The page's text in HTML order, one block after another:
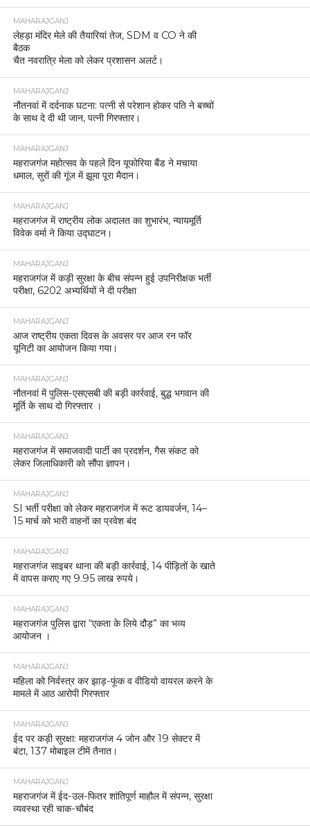
MAHARAJGANJ
लेहड़ा मंदिर मेले की तैयारियां तेज, SDM व CO ने की
बैठक
चैत नवरात्रि मेला को लेकर प्रशासन अलर्ट।
MAHARAJGANJ
नौतनवां में दर्दनाक घटना: पत्नी से परेशान होकर पति ने बच्चों
के साथ दे दी थी जान, पत्नी गिरफ्तार।
MAHARAJGANJ
महराजगंज महोत्सव के पहले दिन यूफोरिया बैंड ने मचाया
धमाल, सुरों की गूंज में झूमा पूरा मैदान।
MAHARAJGANJ
महराजगंज में राष्ट्रीय लोक अदालत का शुभारंभ, न्यायमूर्ति
विवेक वर्मा ने किया उद्घाटन।
MAHARAJGANJ
महराजगंज में कड़ी सुरक्षा के बीच संपन्न हुई उपनिरीक्षक भर्ती
परीक्षा, 6202 अभ्यर्थियों ने दी परीक्षा
MAHARAJGANJ
आज राष्ट्रीय एकता दिवस के अवसर पर आज रन फॉर
यूनिटी का आयोजन किया गया।
MAHARAJGANJ
नौतनवां में पुलिस-एसएसबी की बड़ी कार्रवाई, बुद्ध भगवान की
मूर्ति के साथ दो गिरफ्तार ।
MAHARAJGANJ
महराजगंज में समाजवादी पार्टी का प्रदर्शन, गैस संकट को
लेकर जिलाधिकारी को सौंपा ज्ञापन।
MAHARAJGANJ
SI भर्ती परीक्षा को लेकर महराजगंज में रूट डायवर्जन, 14–
15 मार्च को भारी वाहनों का प्रवेश बंद
MAHARAJGANJ
महराजगंज साइबर थाना की बड़ी कार्रवाई, 14 पीड़ितों के खाते
में वापस कराए गए 9.95 लाख रुपये।
MAHARAJGANJ
महराजगंज पुलिस द्वारा “एकता के लिये दौड़” का भव्य
आयोजन ।
MAHARAJGANJ
महिला को निर्वस्त्र कर झाड़-फूंक व वीडियो वायरल करने के
मामले में आठ आरोपी गिरफ्तार
MAHARAJGANJ
ईद पर कड़ी सुरक्षा: महराजगंज 4 जोन और 19 सेक्टर में
बंटा, 137 मोबाइल टीमें तैनात।
MAHARAJGANJ
महराजगंज में ईद-उल-फितर शांतिपूर्ण माहौल में संपन्न, सुरक्षा
व्यवस्था रही चाक-चौबंद